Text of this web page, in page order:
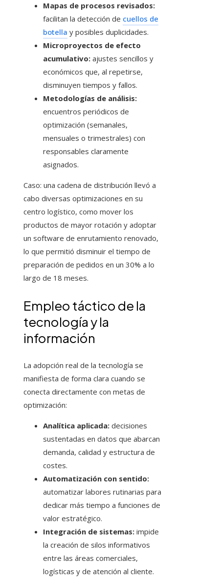
Mapas de procesos revisados:
facilitan la detección de cuellos de
botella y posibles duplicidades.
Microproyectos de efecto
acumulativo: ajustes sencillos y
económicos que, al repetirse,
disminuyen tiempos y fallos.
Metodologías de análisis:
encuentros periódicos de
optimización (semanales,
mensuales o trimestrales) con
responsables claramente
asignados.
Caso: una cadena de distribución llevó a
cabo diversas optimizaciones en su
centro logístico, como mover los
productos de mayor rotación y adoptar
un software de enrutamiento renovado,
lo que permitió disminuir el tiempo de
preparación de pedidos en un 30% a lo
largo de 18 meses.
Empleo táctico de la
tecnología y la
información
La adopción real de la tecnología se
manifiesta de forma clara cuando se
conecta directamente con metas de
optimización:
Analítica aplicada: decisiones
sustentadas en datos que abarcan
demanda, calidad y estructura de
costes.
Automatización con sentido:
automatizar labores rutinarias para
dedicar más tiempo a funciones de
valor estratégico.
Integración de sistemas: impide
la creación de silos informativos
entre las áreas comerciales,
logísticas y de atención al cliente.